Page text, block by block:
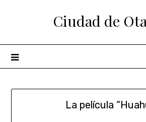
Ciudad de
La película